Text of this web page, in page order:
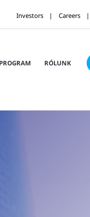
Investors Careers
RÓLUNK